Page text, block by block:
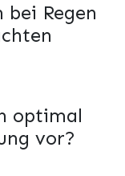
Regen
optimal
vor?